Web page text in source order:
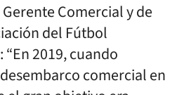
Comercial y de
del Fútbol
2019, cuando
comercial en